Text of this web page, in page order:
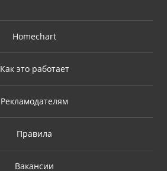
Homechart
Как это работает
Рекламодателям
Правила
Вакансии